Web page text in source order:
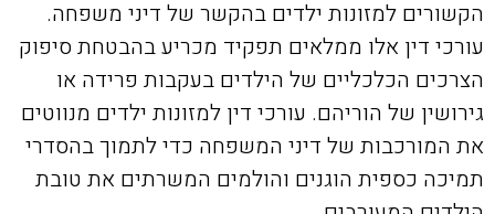
הקשורים למזונות ילדים בהקשר של דיני משפחה.
עורכי דין אלו ממלאים תפקיד מכריע בהבטחת סיפוק
הצרכים הכלכליים של הילדים בעקבות פרידה או
גירושין של הוריהם. עורכי דין למזונות ילדים מנווטים
את המורכבות של דיני המשפחה כדי לתמוך בהסדרי
תמיכה כספית הוגנים והולמים המשרתים את טובת